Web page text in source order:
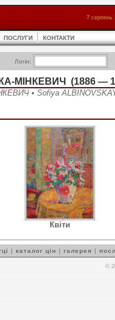
7 серпень
ПОСЛУГИ КОНТАКТИ
Логін:
МІНКЕВИЧ (1886 —
• Sofiya
Квіти
| каталог цін | галерея |
©